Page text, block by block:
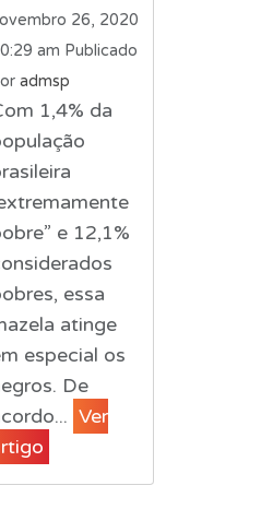
26, 2020
am Publicado
admsp
1,4% da
e 12,1%
essa
atinge
especial os
De
Ver